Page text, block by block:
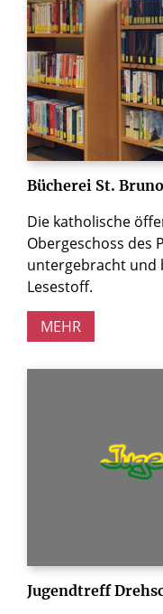
Bücherei St. Bruno
Die katholische
Obergeschoss des
untergebracht und
Lesestoff.
MEHR
Jugendtreff